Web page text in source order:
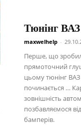
Тюнінг ВАЗ
maxwelhelp -
Перше, що
прямоточний
цьому тюнінг ВАЗ
починається …
зовнішність
позбавляємося
бамперів.